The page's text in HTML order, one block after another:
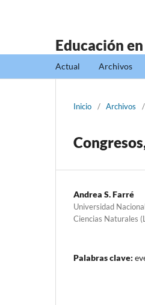
Educación
Actual Archivos
Inicio / Archivos /
Andrea S. Farré
Universidad
Ciencias Naturales
Palabras clave: